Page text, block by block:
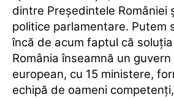
dintre Preşedintele României
politice parlamentare. Putem
încă de acum faptul că
România înseamnă un guvern
european, cu 15 ministere,
echipă de oameni